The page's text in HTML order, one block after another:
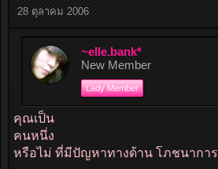
28 ตุลาคม 2006
~elle.bank*
New Member
Lady Member
คุณเป็น
คนหนึ่ง
หรือไม่ ที่มีปัญหาทางด้าน โภชนาการ